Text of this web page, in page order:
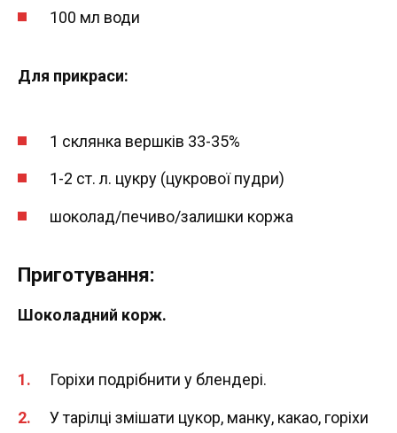
100 мл води
Для прикраси:
1 склянка вершків 33-35%
1-2 ст. л. цукру (цукрової пудри)
шоколад/печиво/залишки коржа
Приготування:
Шоколадний корж.
Горіхи подрібнити у блендері.
У тарілці змішати цукор, манку, какао, горіхи